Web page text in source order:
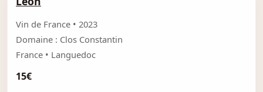
Vin de France • 2023
Domaine : Clos Constantin
France • Languedoc
15€